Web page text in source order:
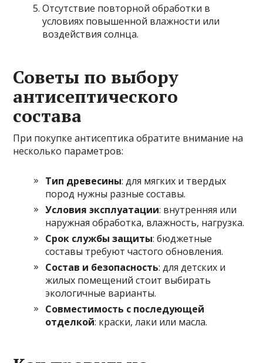
Отсутствие повторной обработки в
условиях повышенной влажности или
воздействия солнца.
Советы по выбору
антисептического
состава
При покупке антисептика обратите внимание на
несколько параметров:
Тип древесины: для мягких и твердых
пород нужны разные составы.
Условия эксплуатации: внутренняя или
наружная обработка, влажность, нагрузка.
Срок службы защиты: бюджетные
составы требуют частого обновления.
Состав и безопасность: для детских и
жилых помещений стоит выбирать
экологичные варианты.
Совместимость с последующей
отделкой: краски, лаки или масла.